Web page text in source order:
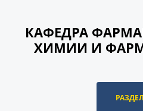
КАФЕДРА
ХИМИИ И